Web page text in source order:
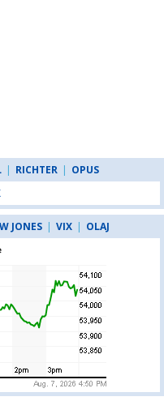
| RICHTER | OPUS
JONES | VIX | OLAJ